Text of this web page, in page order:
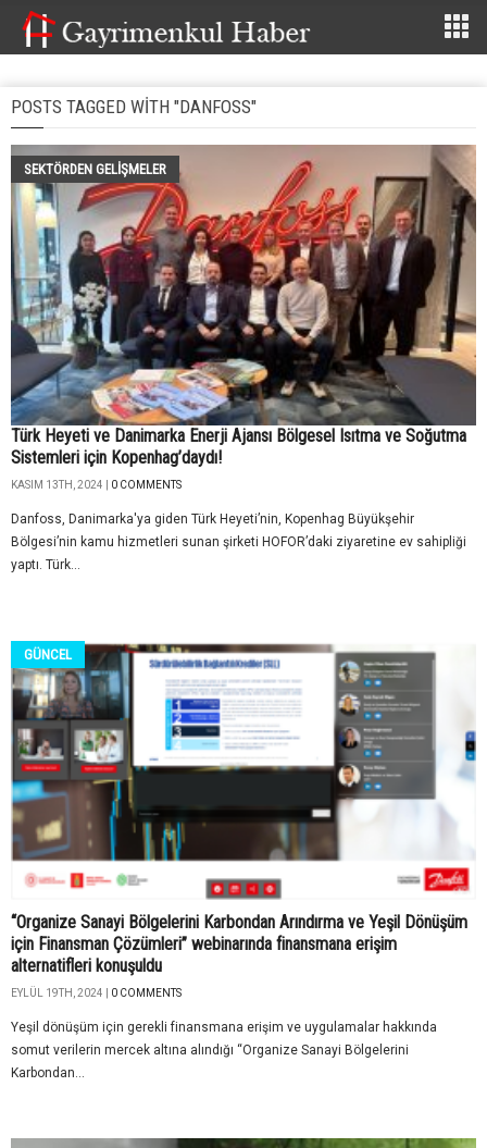
POSTS TAGGED WITH "DANFOSS"
SEKTÖRDEN GELIŞMELER
Türk Heyeti ve Danimarka Enerji Ajansı Bölgesel Isıtma ve Soğutma
Sistemleri için Kopenhag’daydı!
KASIM 13TH, 2024 | 0 COMMENTS
Danfoss, Danimarka'ya giden Türk Heyeti’nin, Kopenhag Büyükşehir
Bölgesi’nin kamu hizmetleri sunan şirketi HOFOR’daki ziyaretine ev sahipliği
yaptı. Türk...
GÜNCEL
“Organize Sanayi Bölgelerini Karbondan Arındırma ve Yeşil Dönüşüm
için Finansman Çözümleri” webinarında finansmana erişim
alternatifleri konuşuldu
EYLÜL 19TH, 2024 | 0 COMMENTS
Yeşil dönüşüm için gerekli finansmana erişim ve uygulamalar hakkında
somut verilerin mercek altına alındığı “Organize Sanayi Bölgelerini
Karbondan...